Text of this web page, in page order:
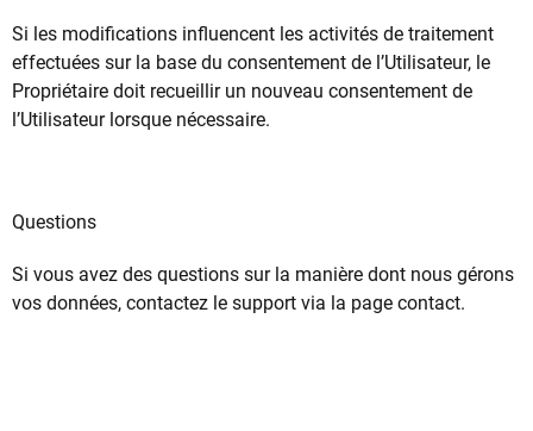
Si les modifications influencent les activités de traitement
effectuées sur la base du consentement de l’Utilisateur, le
Propriétaire doit recueillir un nouveau consentement de
l’Utilisateur lorsque nécessaire.
Questions
Si vous avez des questions sur la manière dont nous gérons
vos données, contactez le support via la page contact.